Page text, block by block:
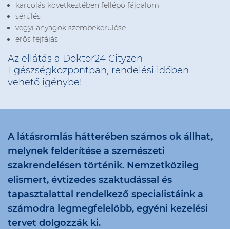
karcolás következtében fellépő fájdalom
sérülés
vegyi anyagok szembekerülése
erős fejfájás.
Az ellátás a Doktor24 Cityzen
Egészségközpontban, rendelési időben
vehető igénybe!
A látásromlás hátterében számos ok állhat,
melynek felderítése a szemészeti
szakrendelésen történik. Nemzetközileg
elismert, évtizedes szaktudással és
tapasztalattal rendelkező specialistáink a
számodra legmegfelelőbb, egyéni kezelési
tervet dolgozzák ki.